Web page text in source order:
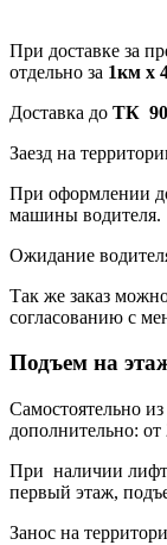
При доставке за
отдельно за 1км х
Доставка до ТК
Заезд на
При оформлении
машины водителя.
Ожидание
Так же заказ
согласованию с
Подъем на
Самостоятельно
дополнительно: от
При наличии
первый этаж,
Занос на